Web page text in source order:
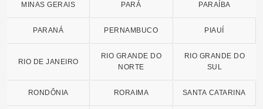
MINAS GERAIS PARÁ PARAÍBA
PARANÁ PERNAMBUCO PIAUÍ
RIO DE JANEIRO
RIO GRANDE DO
NORTE
RIO GRANDE DO
SUL
RONDÔNIA RORAIMA SANTA CATARINA